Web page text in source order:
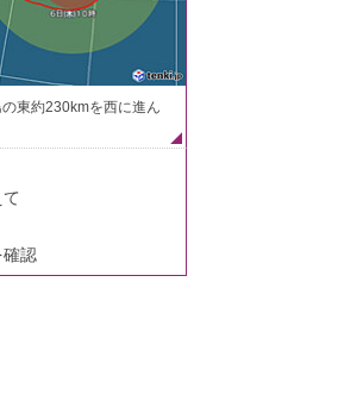
東約230kmを西に進ん
確認